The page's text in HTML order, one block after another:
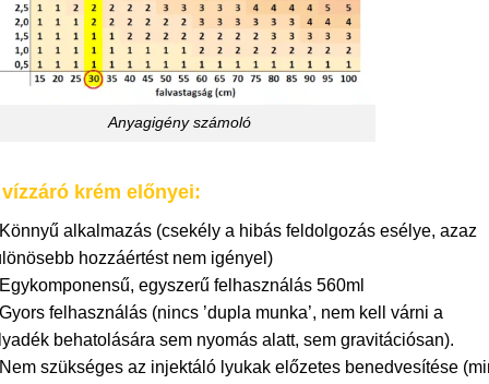
Anyagigény számoló
krém előnyei:
alkalmazás (csekély a hibás feldolgozás esélye, azaz
hozzáértést nem igényel)
egyszerű felhasználás 560ml
felhasználás (nincs ’dupla munka’, nem kell várni a
behatolására sem nyomás alatt, sem gravitációsan).
szükséges az injektáló lyukak előzetes benedvesítése